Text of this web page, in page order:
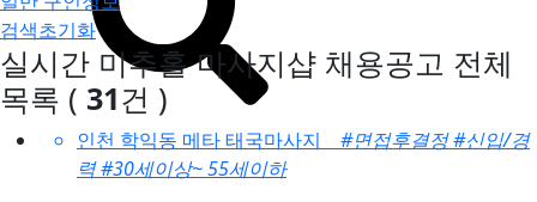
검색초기화
실시간 미추홀 마사지샵 채용공고 전체
목록 ( 31건 )
인천 학익동 메타 태국마사지 #면접후결정#신입/경
력#30세이상~ 55세이하